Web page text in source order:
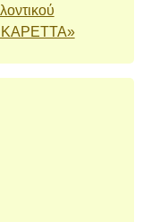
ΚΑΡΕΤΤΑ»